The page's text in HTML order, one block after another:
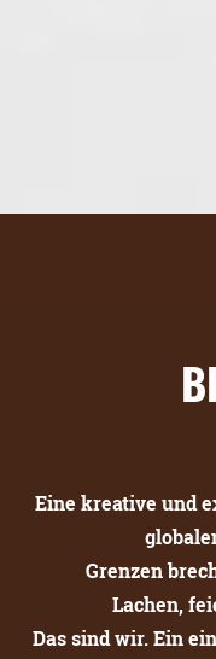
Eine kreative und
Grenzen
Lachen,
Das sind wir. Ein